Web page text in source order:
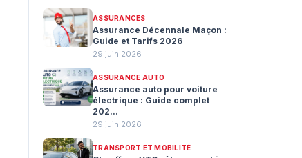
ASSURANCES
Assurance Décennale Maçon :
Guide et Tarifs 2026
29 juin 2026
ASSURANCE AUTO
Assurance auto pour voiture
électrique : Guide complet
202...
29 juin 2026
TRANSPORT ET MOBILITÉ